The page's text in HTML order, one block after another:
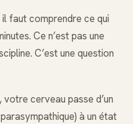
faut comprendre ce qui
Ce n’est pas une
C’est une question
cerveau passe d’un
à un état